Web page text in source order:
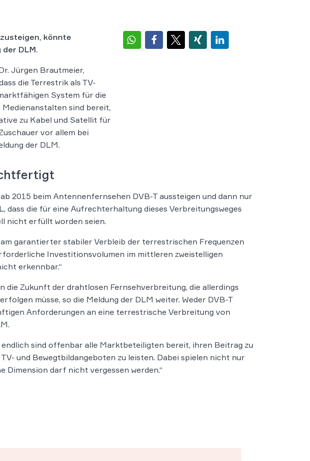
könnte
DLM.
Jürgen Brautmeier,
die Terrestrik als TV-
System für die
sind bereit,
zu Kabel und Satellit für
vor allem bei
der DLM.
2015 beim Antennenfernsehen DVB-T aussteigen und dann nur
dass die für eine Aufrechterhaltung dieses Verbreitungsweges
nicht erfüllt worden seien.
garantierter stabiler Verbleib der terrestrischen Frequenzen
Investitionsvolumen im mittleren zweistelligen
erkennbar.“
die Zukunft der drahtlosen Fernsehverbreitung, die allerdings
müsse, so die Meldung der DLM weiter. Weder DVB-T
Anforderungen an eine terrestrische Verbreitung von
sind offenbar alle Marktbeteiligten bereit, ihren Beitrag zu
und Bewegtbildangeboten zu leisten. Dabei spielen nicht nur
Dimension darf nicht vergessen werden.“